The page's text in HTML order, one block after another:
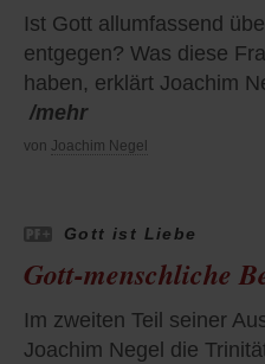
Ist Gott allumfassend
entgegen? Was diese
haben, erklärt Joachim
/mehr
von Joachim Negel
Gott ist Liebe
Gott-menschliche
Im zweiten Teil seiner
Joachim Negel die